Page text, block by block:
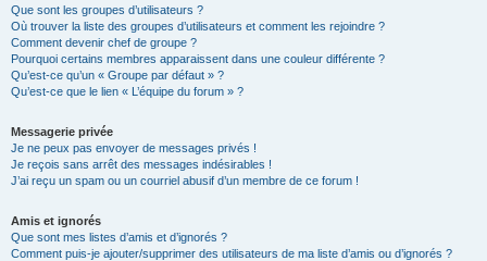
Que sont les groupes d’utilisateurs ?
Où trouver la liste des groupes d’utilisateurs et comment les rejoindre ?
Comment devenir chef de groupe ?
Pourquoi certains membres apparaissent dans une couleur différente ?
Qu’est-ce qu’un « Groupe par défaut » ?
Qu’est-ce que le lien « L’équipe du forum » ?
Messagerie privée
Je ne peux pas envoyer de messages privés !
Je reçois sans arrêt des messages indésirables !
J’ai reçu un spam ou un courriel abusif d’un membre de ce forum !
Amis et ignorés
Que sont mes listes d’amis et d’ignorés ?
Comment puis-je ajouter/supprimer des utilisateurs de ma liste d’amis ou d’ignorés ?